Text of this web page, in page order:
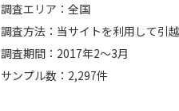
調査エリア：全国
調査方法：当サイトを利用して引
調査期間：2017年2～3月
サンプル数：2,297件